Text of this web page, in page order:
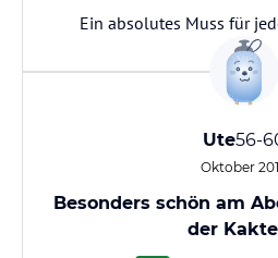
Ein absolutes Muss für
Ute56-
Oktober
Besonders schön am
der